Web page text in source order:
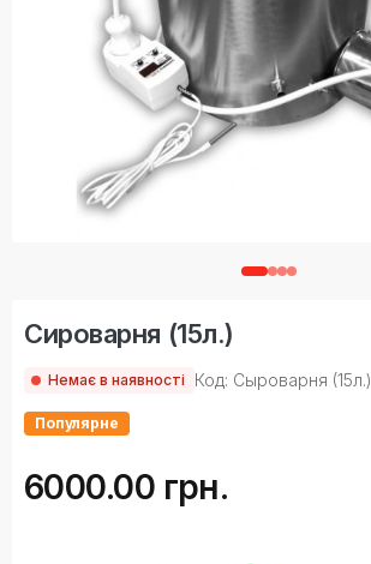
Сироварня (15л.)
Немає в наявності Код: Сыроварня (15л.)
Популярне
6000.00 грн.